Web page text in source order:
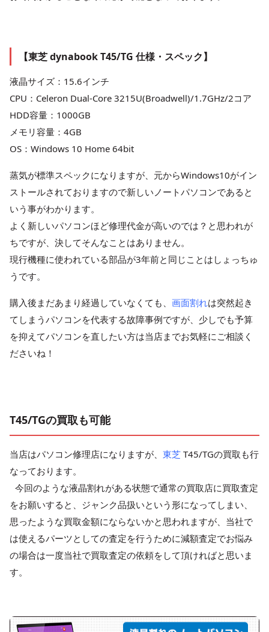
【東芝 dynabook T45/TG 仕様・スペック】
液晶サイズ：15.6インチ
CPU：Celeron Dual-Core 3215U(Broadwell)/1.7GHz/2コア
HDD容量：1000GB
メモリ容量：4GB
OS：Windows 10 Home 64bit
蒸気が標準スペックになりますが、元からWindows10がイン
ストールされておりますので新しいノートパソコンであると
いう事がわかります。
よく新しいパソコンほど修理代金が高いのでは？と思われが
ちですが、決してそんなことはありません。
現行機種に使われている部品が3年前と同じことはしょっちゅ
うです。
購入後まだあまり経過していなくても、 画面割れは突然起き
てしまうパソコンを代表する故障事例ですが、少しでも予算
を抑えてパソコンを直したい方は当店までお気軽にご相談く
ださいね！
T45/TGの買取も可能
当店はパソコン修理店になりますが、 東芝 T45/TGの買取も行
なっております。
今回のような液晶割れがある状態で通常の買取店に買取査定
をお願いすると、ジャンク品扱いという形になってしまい、
思ったような買取金額にならないかと思われますが、当社で
は使えるパーツとしての査定を行うために減額査定でお悩み
の場合は一度当社で買取査定の依頼をして頂ければと思いま
す。